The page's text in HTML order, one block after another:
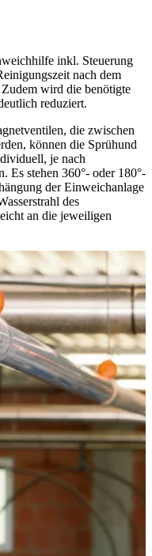
inkl. Steuerung
nach dem
wird die benötigte
reduziert.
die zwischen
können die Sprühund
je nach
Es stehen 360°- oder 180°-
der Einweichanlage
des
an die jeweiligen